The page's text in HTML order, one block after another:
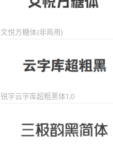
文悦方糖体(非商用)
锐字云字库超粗黑体1.0